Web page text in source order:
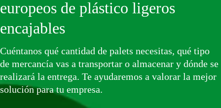
europeos de plástico ligeros
encajables
Cuéntanos qué cantidad de palets necesitas, qué tipo
de mercancía vas a transportar o almacenar y dónde se
realizará la entrega. Te ayudaremos a valorar la mejor
solución para tu empresa.